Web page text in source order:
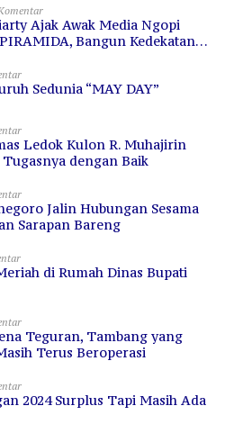
Ajak Awak Media Ngopi
Bangun Kedekatan
Sedunia “MAY DAY”
Ledok Kulon R. Muhajirin
dengan Baik
Jalin Hubungan Sesama
Sarapan Bareng
di Rumah Dinas Bupati
Teguran, Tambang yang
Terus Beroperasi
2024 Surplus Tapi Masih Ada